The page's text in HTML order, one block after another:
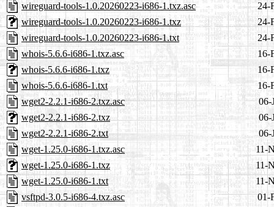
wireguard-tools-1.0.20260223-i686-1.txz.asc
24-
wireguard-tools-1.0.20260223-i686-1.txz
24-
wireguard-tools-1.0.20260223-i686-1.txt
24-
whois-5.6.6-i686-1.txz.asc
16-
whois-5.6.6-i686-1.txz
16-
whois-5.6.6-i686-1.txt
16-
wget2-2.2.1-i686-2.txz.asc
06-
wget2-2.2.1-i686-2.txz
06-
wget2-2.2.1-i686-2.txt
06-
wget-1.25.0-i686-1.txz.asc
11-
wget-1.25.0-i686-1.txz
11-
wget-1.25.0-i686-1.txt
11-
vsftpd-3.0.5-i686-4.txz.asc
01-